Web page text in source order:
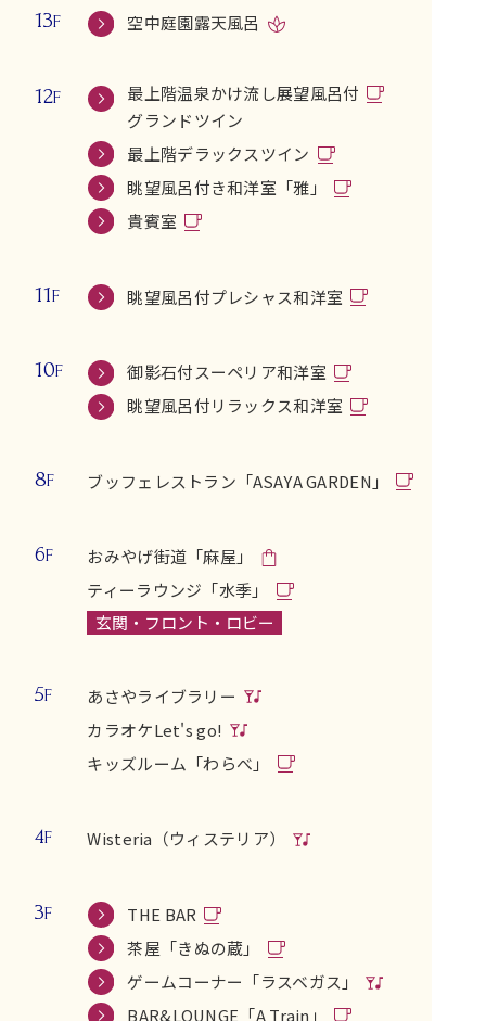
13F 空中庭園露天風呂
12F
最上階温泉かけ流し展望風呂付
グランドツイン
最上階デラックスツイン
眺望風呂付き和洋室「雅」
貴賓室
11F 眺望風呂付プレシャス和洋室
10F
御影石付スーペリア和洋室
眺望風呂付リラックス和洋室
8F ブッフェレストラン「ASAYA GARDEN」
6F
おみやげ街道「麻屋」
ティーラウンジ「水季」
玄関・フロント・ロビー
5F
あさやライブラリー
カラオケLet's go!
キッズルーム「わらべ」
4F Wisteria（ウィステリア）
3F
THE BAR
茶屋「きぬの蔵」
ゲームコーナー「ラスベガス」
BAR&LOUNGE「A Train」